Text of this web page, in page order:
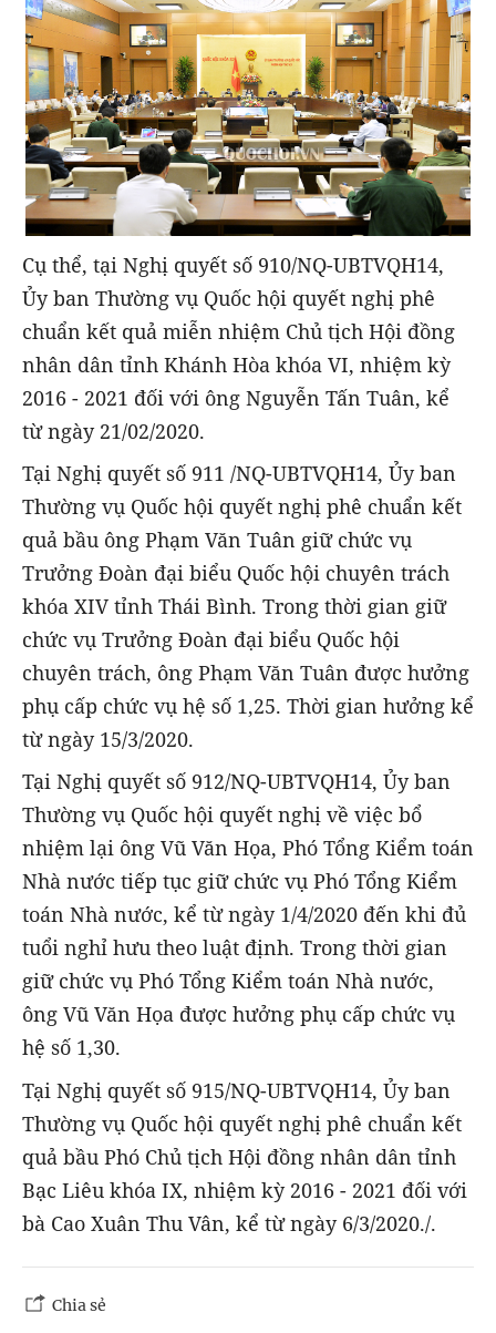
Cụ thể, tại Nghị quyết số 910/NQ-UBTVQH14,
Ủy ban Thường vụ Quốc hội quyết nghị phê
chuẩn kết quả miễn nhiệm Chủ tịch Hội đồng
nhân dân tỉnh Khánh Hòa khóa VI, nhiệm kỳ
2016 - 2021 đối với ông Nguyễn Tấn Tuân, kể
từ ngày 21/02/2020.
Tại Nghị quyết số 911 /NQ-UBTVQH14, Ủy ban
Thường vụ Quốc hội quyết nghị phê chuẩn kết
quả bầu ông Phạm Văn Tuân giữ chức vụ
Trưởng Đoàn đại biểu Quốc hội chuyên trách
khóa XIV tỉnh Thái Bình. Trong thời gian giữ
chức vụ Trưởng Đoàn đại biểu Quốc hội
chuyên trách, ông Phạm Văn Tuân được hưởng
phụ cấp chức vụ hệ số 1,25. Thời gian hưởng kể
từ ngày 15/3/2020.
Tại Nghị quyết số 912/NQ-UBTVQH14, Ủy ban
Thường vụ Quốc hội quyết nghị về việc bổ
nhiệm lại ông Vũ Văn Họa, Phó Tổng Kiểm toán
Nhà nước tiếp tục giữ chức vụ Phó Tổng Kiểm
toán Nhà nước, kể từ ngày 1/4/2020 đến khi đủ
tuổi nghỉ hưu theo luật định. Trong thời gian
giữ chức vụ Phó Tổng Kiểm toán Nhà nước,
ông Vũ Văn Họa được hưởng phụ cấp chức vụ
hệ số 1,30.
Tại Nghị quyết số 915/NQ-UBTVQH14, Ủy ban
Thường vụ Quốc hội quyết nghị phê chuẩn kết
quả bầu Phó Chủ tịch Hội đồng nhân dân tỉnh
Bạc Liêu khóa IX, nhiệm kỳ 2016 - 2021 đối với
bà Cao Xuân Thu Vân, kể từ ngày 6/3/2020./.
Chia sẻ